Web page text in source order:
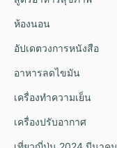
ห้องนอน
อัปเดตวงการหนังสือ
อาหารลดไขมัน
เครื่องทำความเย็น
เครื่องปรับอากาศ